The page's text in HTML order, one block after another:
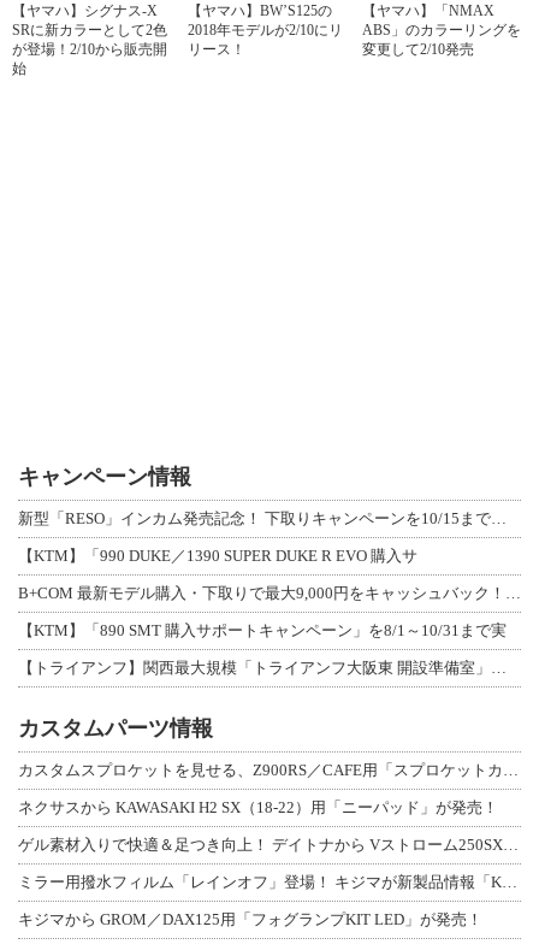
【ヤマハ】シグナス-X
SRに新カラーとして2色
が登場！2/10から販売開
始
【ヤマハ】BW’S125の
2018年モデルが2/10にリ
リース！
【ヤマハ】「NMAX
ABS」のカラーリングを
変更して2/10発売
キャンペーン情報
【KTM】「990 DUKE／1390 SUPER DUKE R EVO 購入サ
【KTM】「890 SMT 購入サポートキャンペーン」を8/1～10/31まで実
カスタムパーツ情報
ネクサスから KAWASAKI H2 SX（18-22）用「ニーパッド」が発売！
キジマから GROM／DAX125用「フォグランプKIT LED」が発売！